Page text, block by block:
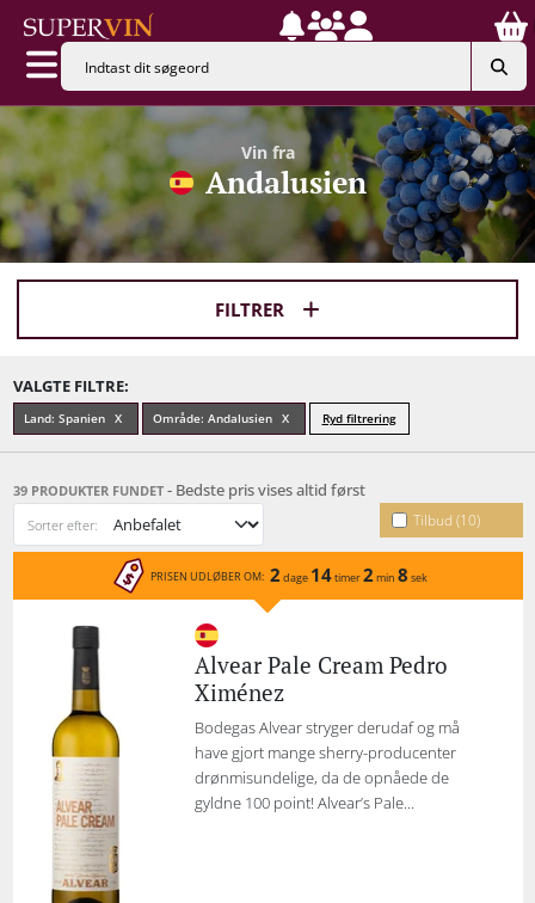
Vin fra
Andalusien
FILTRER
VALGTE FILTRE:
Land: Spanien Område: Andalusien Ryd filtrering
39 PRODUKTER FUNDET - Bedste pris vises altid først
Tilbud (10)
Sorter efter:
PRISEN UDLØBER OM: 2 dage 14timer2 min 8 sek
Alvear Pale Cream Pedro
Ximénez
Bodegas Alvear stryger derudaf og må
have gjort mange sherry-producenter
drønmisundelige, da de opnåede de
gyldne 100 point! Alvear’s Pale...